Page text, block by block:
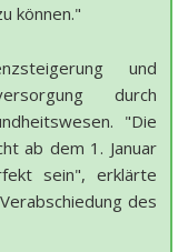
können."
und
durch
"Die
ab dem 1. Januar
sein", erklärte
des